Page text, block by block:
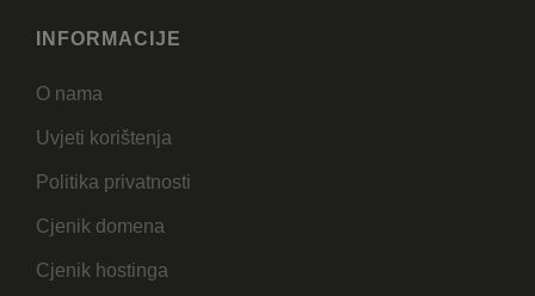
INFORMACIJE
O nama
Uvjeti korištenja
Politika privatnosti
Cjenik domena
Cjenik hostinga